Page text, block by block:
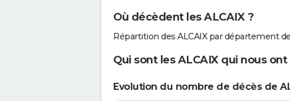
Où décèdent les ALCAIX ?
Répartition des ALCAIX par département
Qui sont les ALCAIX qui nous
Evolution du nombre de décès de